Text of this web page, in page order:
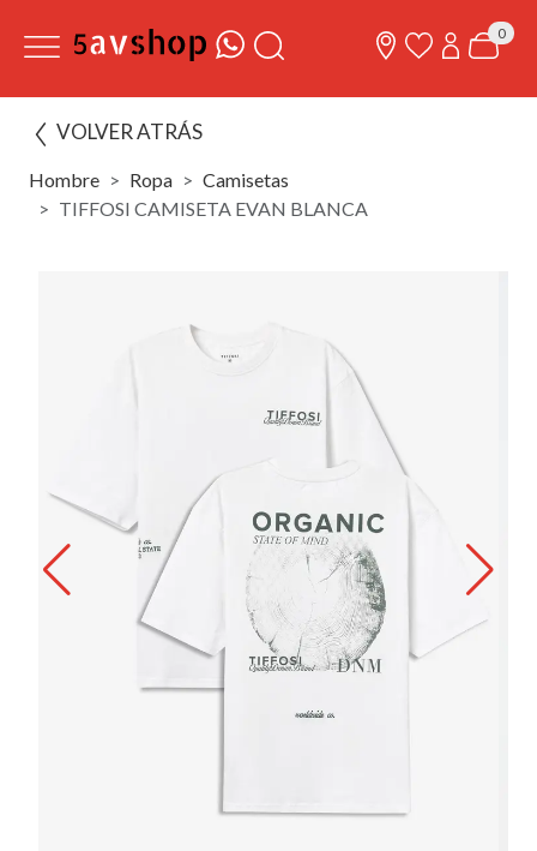
0
VOLVER ATRÁS
Hombre Ropa
Camisetas
TIFFOSI CAMISETA EVAN BLANCA